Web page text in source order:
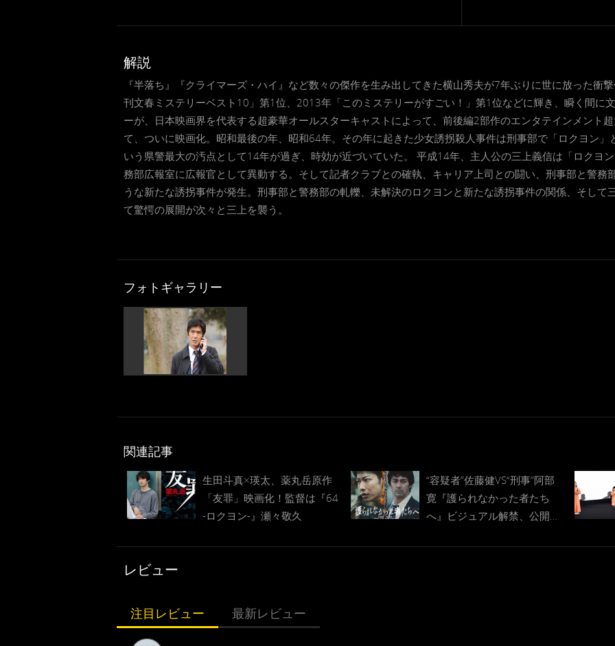
解説
『半落ち』『クライマーズ・ハイ』など数々の傑作を生み出してきた横山秀夫が7年ぶりに世に放った衝
刊文春ミステリーベスト10」第1位、2013年「このミステリーがすごい！」第1位などに輝き、瞬く間に
ーが、日本映画界を代表する超豪華オールスターキャストによって、前後編2部作のエンタテインメント
て、ついに映画化。昭和最後の年、昭和64年。その年に起きた少女誘拐殺人事件は刑事部で「ロクヨン」
いう県警最大の汚点として14年が過ぎ、時効が近づいていた。 平成14年、主人公の三上義信は「ロクヨ
務部広報室に広報官として異動する。そして記者クラブとの確執、キャリア上司との闘い、刑事部と警務
うな新たな誘拐事件が発生。刑事部と警務部の軋轢、未解決のロクヨンと新たな誘拐事件の関係、そし
て驚愕の展開が次々と三上を襲う。
フォトギャラリー
関連記事
生田斗真×瑛太、薬丸岳原作
「友罪」映画化！監督は『64
-ロクヨン-』瀬々敬久
“容疑者”佐藤健VS“刑事”阿部
寛『護られなかった者たち
へ』ビジュアル解禁、公開は
レビュー
注目レビュー 最新レビュー